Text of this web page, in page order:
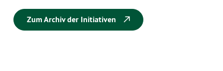
Zum Archiv der Initiativen